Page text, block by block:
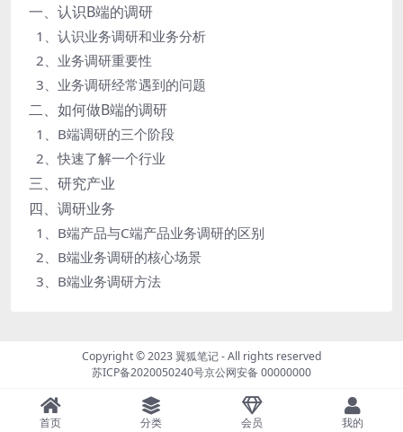
一、认识B端的调研
1、认识业务调研和业务分析
2、业务调研重要性
3、业务调研经常遇到的问题
二、如何做B端的调研
1、B端调研的三个阶段
2、快速了解一个行业
三、研究产业
四、调研业务
1、B端产品与C端产品业务调研的区别
2、B端业务调研的核心场景
3、B端业务调研方法
Copyright © 2023翼狐笔记- All rights reserved
苏ICP备2020050240号京公网安备 00000000
首页 分类 会员 我的